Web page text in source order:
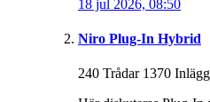
18 jul 2026, 08:50
Niro Plug-In Hybrid
240 Trådar 1370 Inlägg